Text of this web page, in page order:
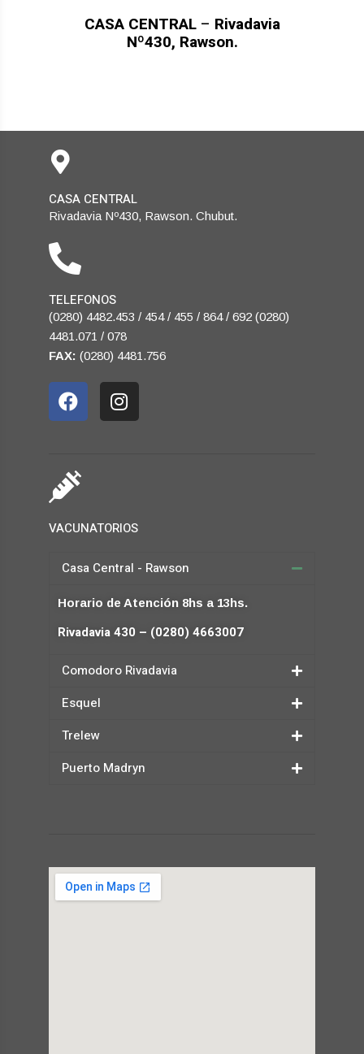
CASA CENTRAL– Rivadavia
Nº430, Rawson.
CASA CENTRAL
Rivadavia Nº430, Rawson. Chubut.
TELEFONOS
(0280) 4482.453 / 454 / 455 / 864 / 692 (0280)
4481.071 / 078
FAX: (0280) 4481.756
VACUNATORIOS
Casa Central - Rawson
Horario de Atención 8hs a 13hs.
Rivadavia 430 – (0280) 4663007
Comodoro Rivadavia
Esquel
Trelew
Puerto Madryn